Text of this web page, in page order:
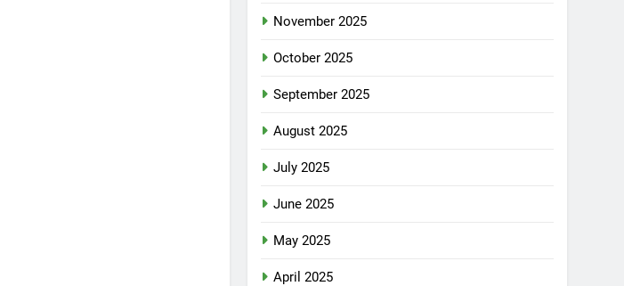
November 2025
October 2025
September 2025
August 2025
July 2025
June 2025
May 2025
April 2025